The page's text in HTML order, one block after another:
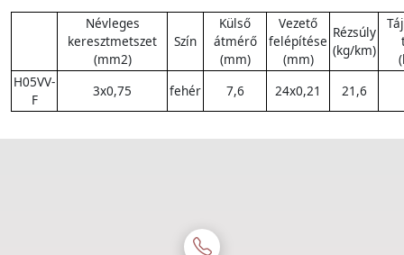
Névleges
keresztmetszet
(mm2)
Szín
Külső
átmérő
(mm)
Vezető
felépítése
(mm)
Rézsúly
(kg/km)
H05VV-
F
3x0,75 fehér 7,6 24x0,21 21,6